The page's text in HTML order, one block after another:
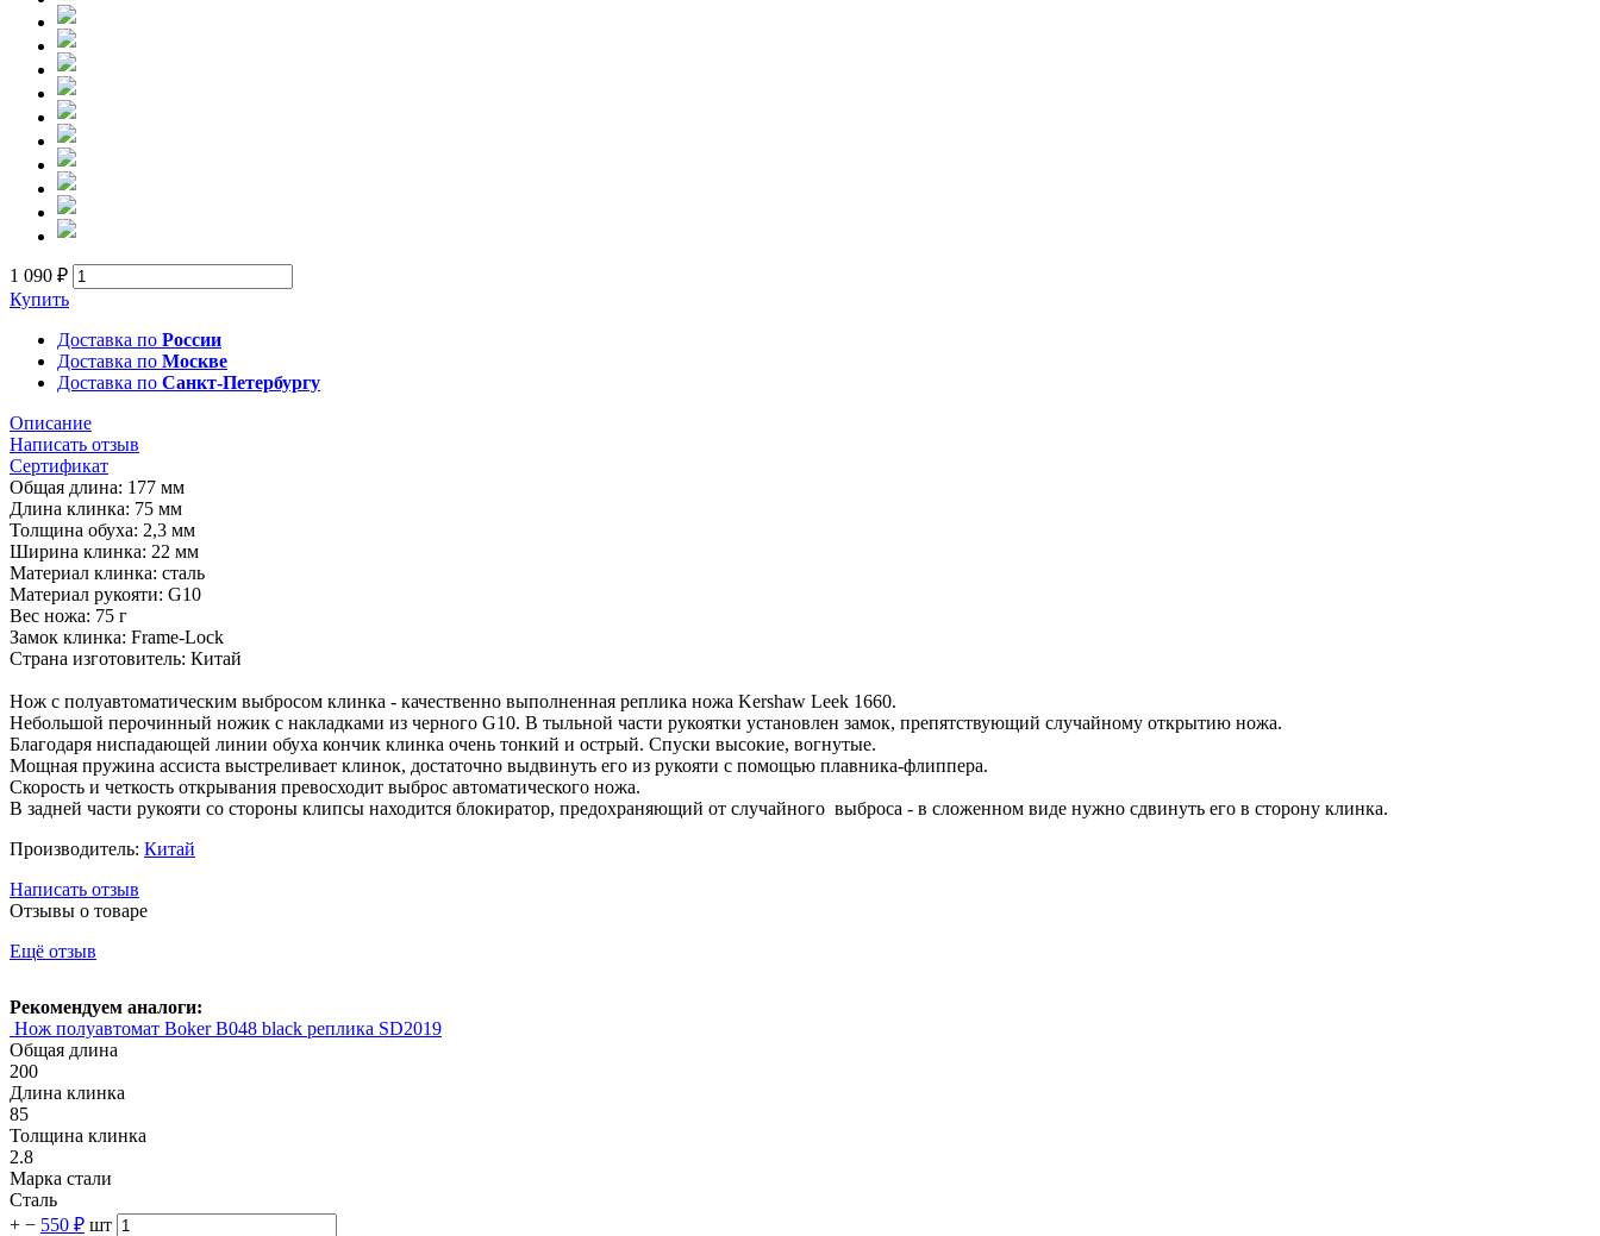
1 090 ₽
Купить
Доставка по России
Доставка по Москве
Доставка по Санкт-Петербургу
Описание
Написать отзыв
Сертификат
Общая длина: 177 мм
Длина клинка: 75 мм
Толщина обуха: 2,3 мм
Ширина клинка: 22 мм
Материал клинка: сталь
Материал рукояти: G10
Вес ножа: 75 г
Замок клинка: Frame-Lock
Страна изготовитель: Китай
Нож с полуавтоматическим выбросом клинка - качественно выполненная реплика ножа Kershaw Leek 1660.
Небольшой перочинный ножик с накладками из черного G10. В тыльной части рукоятки установлен замок, препятствующий случайному открытию ножа.
Благодаря ниспадающей линии обуха кончик клинка очень тонкий и острый. Спуски высокие, вогнутые.
Мощная пружина ассиста выстреливает клинок, достаточно выдвинуть его из рукояти с помощью плавника-флиппера.
Скорость и четкость открывания превосходит выброс автоматического ножа.
В задней части рукояти со стороны клипсы находится блокиратор, предохраняющий от случайного выброса - в сложенном виде нужно сдвинуть его в сторону клинка.
Производитель: Китай
Написать отзыв
Отзывы о товаре
Ещё отзыв
Рекомендуем аналоги:
Нож полуавтомат Boker B048 black реплика SD2019
Общая длина
200
Длина клинка
85
Толщина клинка
2.8
Марка стали
Сталь
+ − 550 ₽ шт